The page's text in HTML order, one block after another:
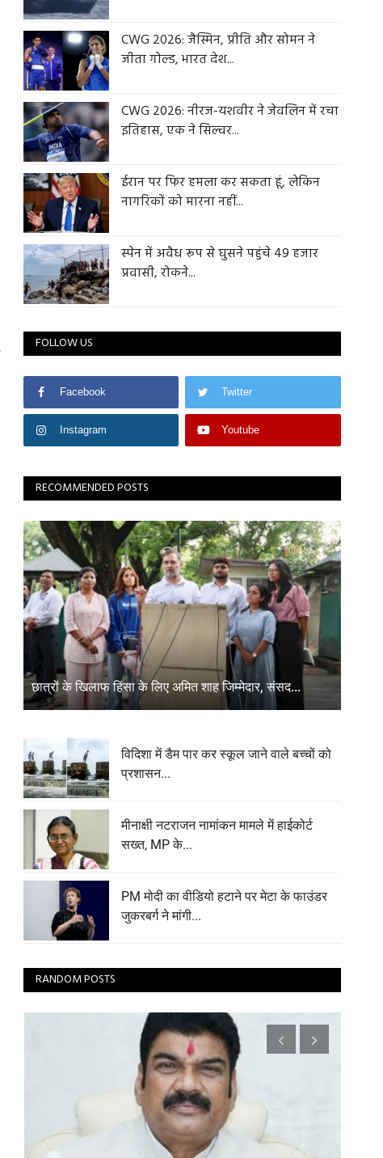
CWG 2026: जैस्मिन, प्रीति और सोमन ने
जीता गोल्ड, भारत देश...
CWG 2026: नीरज-यशवीर ने जेवलिन में रचा
इतिहास, एक ने सिल्वर...
ईरान पर फिर हमला कर सकता हूं, लेकिन
नागरिकों को मारना नहीं...
स्पेन में अवैध रूप से घुसने पहुंचे 49 हजार
प्रवासी, रोकने...
FOLLOW US
Facebook Twitter
Instagram Youtube
RECOMMENDED POSTS
छात्रों के खिलाफ हिंसा के लिए अमित शाह जिम्मेदार, संसद...
विदिशा में डैम पार कर स्कूल जाने वाले बच्चों को
प्रशासन...
मीनाक्षी नटराजन नामांकन मामले में हाईकोर्ट
सख्त, MP के...
PM मोदी का वीडियो हटाने पर मेटा के फाउंडर
जुकरबर्ग ने मांगी...
RANDOM POSTS